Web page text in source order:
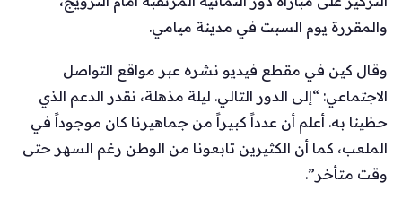
والمقررة يوم السبت في مدينة ميامي.
وقال كين في مقطع فيديو نشره عبر مواقع التواصل
الاجتماعي: “إلى الدور التالي. ليلة مذهلة، نقدر الدعم الذي
حظينا به. أعلم أن عدداً كبيراً من جماهيرنا كان موجوداً في
الملعب، كما أن الكثيرين تابعونا من الوطن رغم السهر حتى
وقت متأخر”.